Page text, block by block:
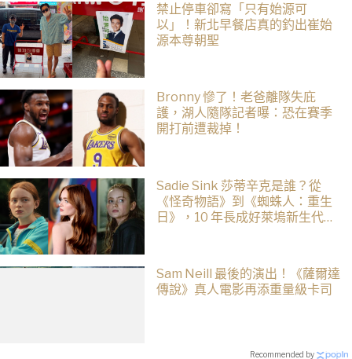
禁止停車卻寫「只有始源可
以」！新北早餐店真的釣出崔始
源本尊朝聖
Bronny 慘了！老爸離隊失庇
護，湖人隨隊記者曝：恐在賽季
開打前遭裁掉！
Sadie Sink 莎蒂辛克是誰？從
《怪奇物語》到《蜘蛛人：重生
日》，10 年長成好萊塢新生代女
Sam Neill 最後的演出！《薩爾達
傳說》真人電影再添重量級卡司
Recommended by